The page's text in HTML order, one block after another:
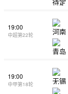
19:00
中超第22轮
19:00
中甲第18轮